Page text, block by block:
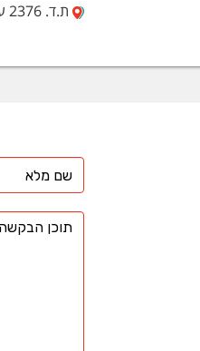
ת.ד. 2376 עכו